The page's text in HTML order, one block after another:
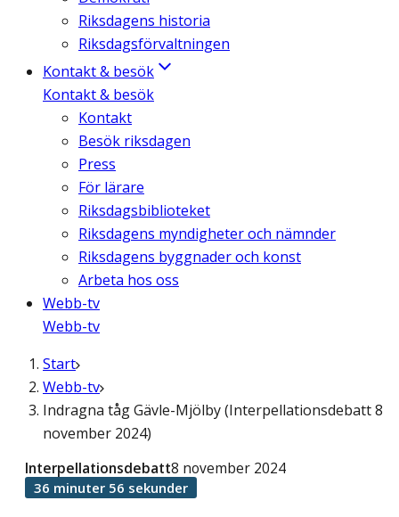
Riksdagens historia
Riksdagsförvaltningen
Kontakt & besök
Kontakt & besök
Kontakt
Besök riksdagen
Press
För lärare
Riksdagsbiblioteket
Riksdagens myndigheter och nämnder
Riksdagens byggnader och konst
Arbeta hos oss
Webb-tv
Webb-tv
Start
Webb-tv
Indragna tåg Gävle-Mjölby (Interpellationsdebatt 8
november 2024)
Interpellationsdebatt8 november 2024
36 minuter 56 sekunder